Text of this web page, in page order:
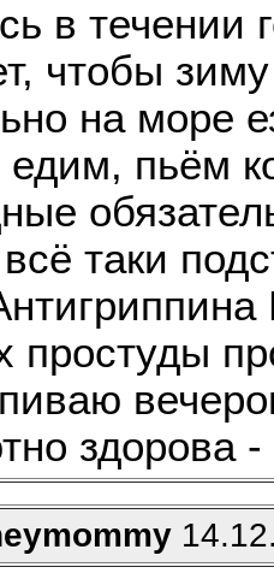
в течении
чтобы
на море
едим, пьём
таки
простуды
здорова